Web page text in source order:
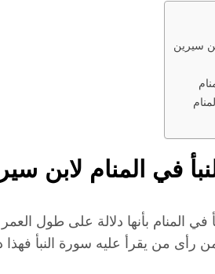
سيرين
في المنام لابن
المنام بأنها دلالة على طول
رأى من يقرأ عليه سورة النبأ